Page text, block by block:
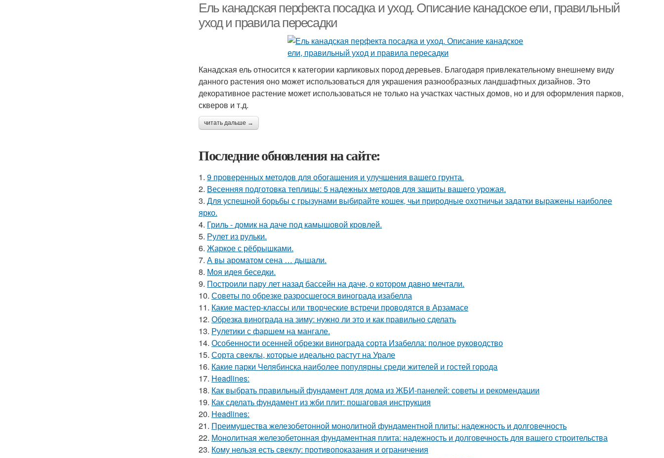
Ель канадская перфекта посадка и уход. Описание канадское ели, правильный
уход и правила пересадки
Канадская ель относится к категории карликовых пород деревьев. Благодаря привлекательному внешнему виду
данного растения оно может использоваться для украшения разнообразных ландшафтных дизайнов. Это
декоративное растение может использоваться не только на участках частных домов, но и для оформления парков,
скверов и т.д.
читать дальше →
Последние обновления на сайте:
1. 9 проверенных методов для обогащения и улучшения вашего грунта.
2. Весенняя подготовка теплицы: 5 надежных методов для защиты вашего урожая.
3. Для успешной борьбы с грызунами выбирайте кошек, чьи природные охотничьи задатки выражены наиболее
ярко.
4. Гриль - домик на даче под камышовой кровлей.
5. Рулет из рульки.
6. Жаркое с рёбрышками.
7. А вы ароматом сена … дышали.
8. Моя идея беседки.
9. Построили пару лет назад бассейн на даче, о котором давно мечтали.
10. Советы по обрезке разросшегося винограда изабелла
11. Какие мастер-классы или творческие встречи проводятся в Арзамасе
12. Обрезка винограда на зиму: нужно ли это и как правильно сделать
13. Рулетики с фаршем на мангале.
14. Особенности осенней обрезки винограда сорта Изабелла: полное руководство
15. Сорта свеклы, которые идеально растут на Урале
16. Какие парки Челябинска наиболее популярны среди жителей и гостей города
17. Headlines:
18. Как выбрать правильный фундамент для дома из ЖБИ-панелей: советы и рекомендации
19. Как сделать фундамент из жби плит: пошаговая инструкция
20. Headlines:
21. Преимущества железобетонной монолитной фундаментной плиты: надежность и долговечность
22. Монолитная железобетонная фундаментная плита: надежность и долговечность для вашего строительства
23. Кому нельзя есть свеклу: противопоказания и ограничения